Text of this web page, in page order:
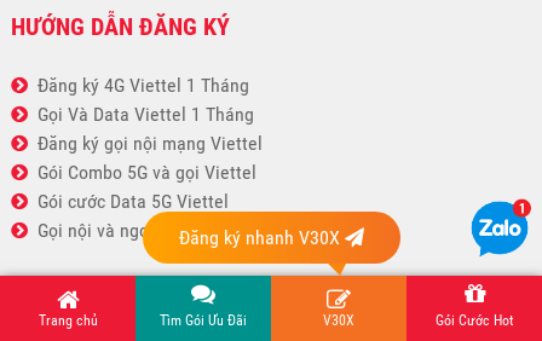
HƯỚNG DẪN ĐĂNG KÝ
Đăng ký 4G Viettel 1 Tháng
Gọi Và Data Viettel 1 Tháng
Đăng ký gọi nội mạng Viettel
Gói Combo 5G và gọi Viettel
Gói cước Data 5G Viettel
Gọi nội và ngoại mạng Viettel
CHÍNH SÁCH KHÁCH HÀNG
Trang chủ Tìm Gói Ưu Đãi
Đăng ký nhanh V30X
V30X Gói Cước Hot